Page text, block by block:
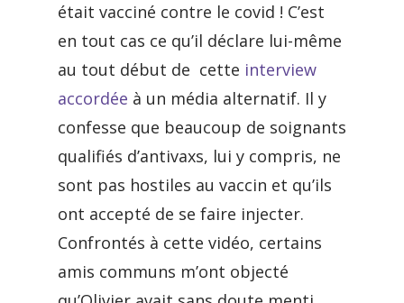
était vacciné contre le covid ! C’est
en tout cas ce qu’il déclare lui-même
au tout début de cette interview
accordée à un média alternatif. Il y
confesse que beaucoup de soignants
qualifiés d’antivaxs, lui y compris, ne
sont pas hostiles au vaccin et qu’ils
ont accepté de se faire injecter.
Confrontés à cette vidéo, certains
amis communs m’ont objecté